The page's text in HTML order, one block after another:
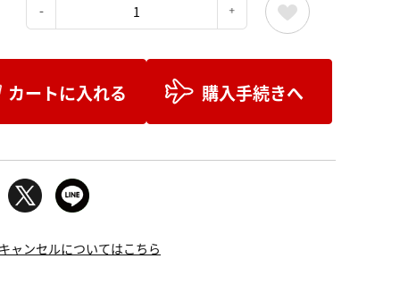
カートに入れる 購入手続きへ
ャンセルについてはこちら